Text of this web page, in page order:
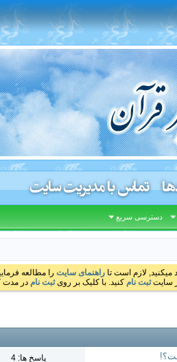
دسترسی سریع
تماس با مدیریت سایت
میکنید, لازم است تا راهنمای سایت را مطالعه
سایتثبت نام کنید. با کلیک بر رویثبت نام در مدت
پاسخ ها: 4